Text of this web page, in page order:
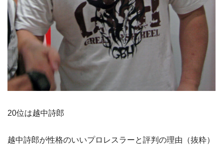
20位は越中詩郎
越中詩郎が性格のいいプロレスラーと評判の理由（抜粋）